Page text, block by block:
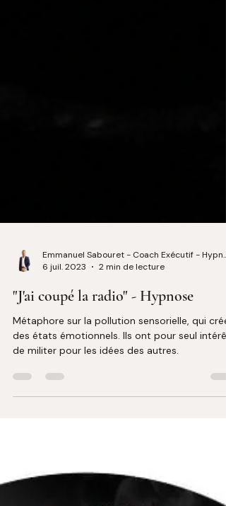
6 juil. 2023
2 min de lecture
"J'ai coupé la radio" - Hypnose
Métaphore sur la pollution sensorielle, qui crée
de militer pour les idées des autres.